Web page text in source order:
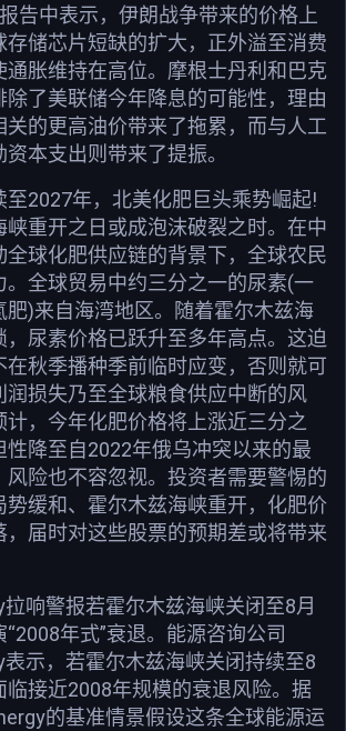
告中表示，伊朗战争带来的价格上
存储芯片短缺的扩大，正外溢至消费
通胀维持在高位。摩根士丹利和巴克
除了美联储今年降息的可能性，理由
关的更高油价带来了拖累，而与人工
本支出则带来了提振。
至2027年，北美化肥巨头乘势崛起!
峡重开之日或成泡沫破裂之时。在中
全球化肥供应链的背景下，全球农民
。全球贸易中约三分之一的尿素(一
肥)来自海湾地区。随着霍尔木兹海
，尿素价格已跃升至多年高点。这迫
在秋季播种季前临时应变，否则就可
润损失乃至全球粮食供应中断的风
计，今年化肥价格将上涨近三分之
性降至自2022年俄乌冲突以来的最
风险也不容忽视。投资者需要警惕的
势缓和、霍尔木兹海峡重开，化肥价
，届时对这些股票的预期差或将带来
拉响警报若霍尔木兹海峡关闭至8月
年式”衰退。能源咨询公司
表示，若霍尔木兹海峡关闭持续至8
临接近2008年规模的衰退风险。据
的基准情景假设这条全球能源运